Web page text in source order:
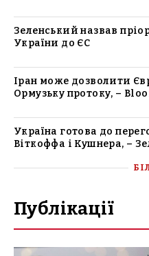
Зеленський назвав
України до ЄС
Іран може дозволити
Ормузьку протоку, –
Україна готова до
Віткоффа і Кушнера, –
Публікації